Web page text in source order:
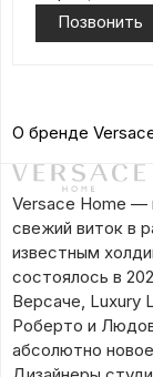
Позвонить
О бренде
Versace Home —
свежий виток в
известным
состоялось в
Версаче, Luxury
Роберто и
абсолютно